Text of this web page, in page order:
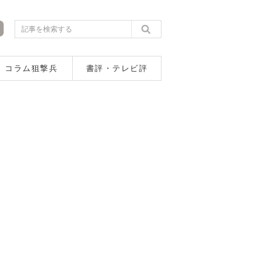
コラム狙撃兵 書評・テレビ評